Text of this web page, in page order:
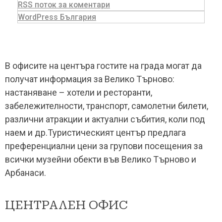
RSS поток за коментари
WordPress България
В офисите на центъра гостите на града могат да
получат информация за Велико Търново:
настаняване – хотели и ресторанти,
забележителности, транспорт, самолетни билети,
различни атракции и актуални събития, коли под
наем и др.Туристическият център предлага
преференциални цени за групови посещения за
всички музейни обекти във Велико Търново и
Арбанаси.
ЦЕНТРАЛЕН ОФИС